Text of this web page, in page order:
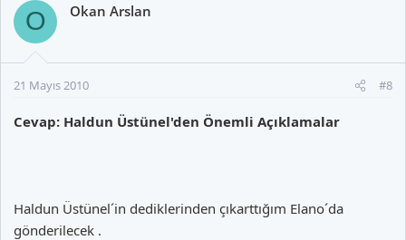
O Okan Arslan
21 Mayıs 2010 #8
Cevap: Haldun Üstünel'den Önemli Açıklamalar
Haldun Üstünel´in dediklerinden çıkarttığım Elano´da
gönderilecek .